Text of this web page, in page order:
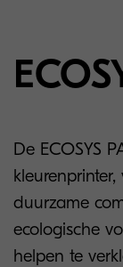
De ECOSYS
duurzame
ecologische
helpen te